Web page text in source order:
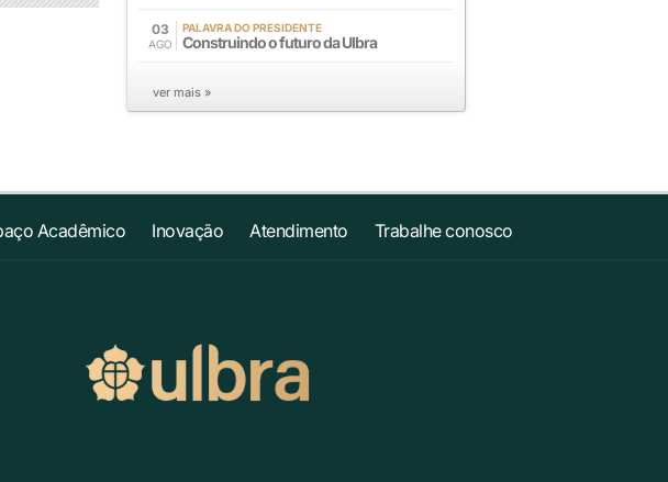
03
AGO
PALAVRA DO PRESIDENTE
Construindo o futuro da Ulbra
ver mais »
Acadêmico Inovação Atendimento Trabalhe conosco